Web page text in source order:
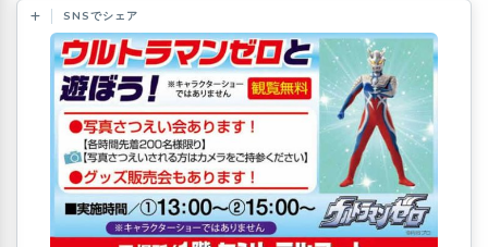
SNSでシェア